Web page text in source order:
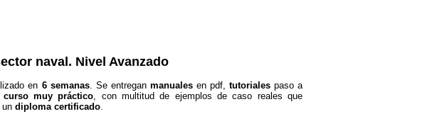
naval . Nivel Avanzado
en 6 semanas. Se entregan manualesen pdf, tutorialespaso a
curso muy práctico, con multitud de ejemplos de caso reales que
un diploma certificado.